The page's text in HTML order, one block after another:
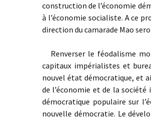
construction de l’économie
à l’économie socialiste. A ce
direction du camarade Mao
Renverser le féodalisme
capitaux impérialistes et
nouvel état démocratique, et
de l’économie et de la
démocratique populaire sur
nouvelle démocratie. Le